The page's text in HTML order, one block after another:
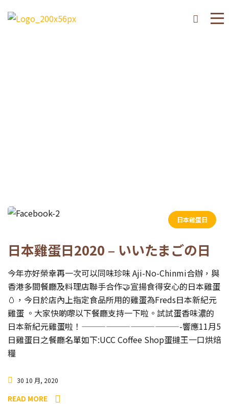
日本雞蛋日
日本雞蛋日2020 – いいたまごの日
今年亦好榮幸再一次可以同味珍味 Aji-No-Chinmi合辦，與
香港多間餐廳及料理店聯手合作🤝宣揚食得安心的日本雞蛋
🥚，今日於店內上指定食品所用的雞蛋為Freds日本新紀元
雞蛋 。大家快啲嚟以下餐廳支持一下啦。試試蛋香味濃的
日本新紀元雞蛋啦！————————————-響應11月5
日雞蛋日之餐廳名單如下:UCC Coffee Shop蛋撻王一口烘焙
糧
30 10 月, 2020
READ MORE